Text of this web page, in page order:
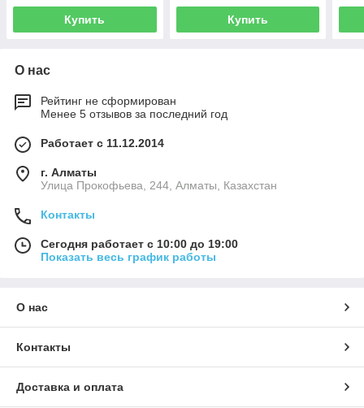
Купить Купить
О нас
Рейтинг не сформирован
Менее 5 отзывов за последний год
Работает с 11.12.2014
г. Алматы
​Улица Прокофьева, 244, Алматы, Казахстан
Контакты
Сегодня работает с 10:00 до 19:00
Показать весь график работы
О нас
Контакты
Доставка и оплата